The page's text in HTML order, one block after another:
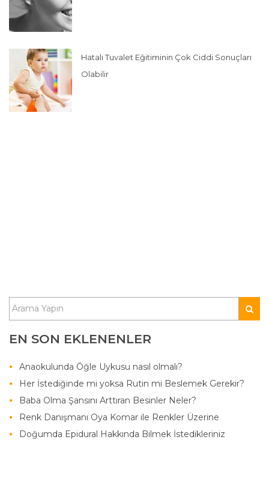
Hatalı Tuvalet Eğitiminin Çok Ciddi Sonuçları
Olabilir
EN SON EKLENENLER
Anaokulunda Öğle Uykusu nasıl olmalı?
Her İstediğinde mi yoksa Rutin mi Beslemek Gerekir?
Baba Olma Şansını Arttıran Besinler Neler?
Renk Danışmanı Oya Komar ile Renkler Üzerine
Doğumda Epidural Hakkında Bilmek İstedikleriniz